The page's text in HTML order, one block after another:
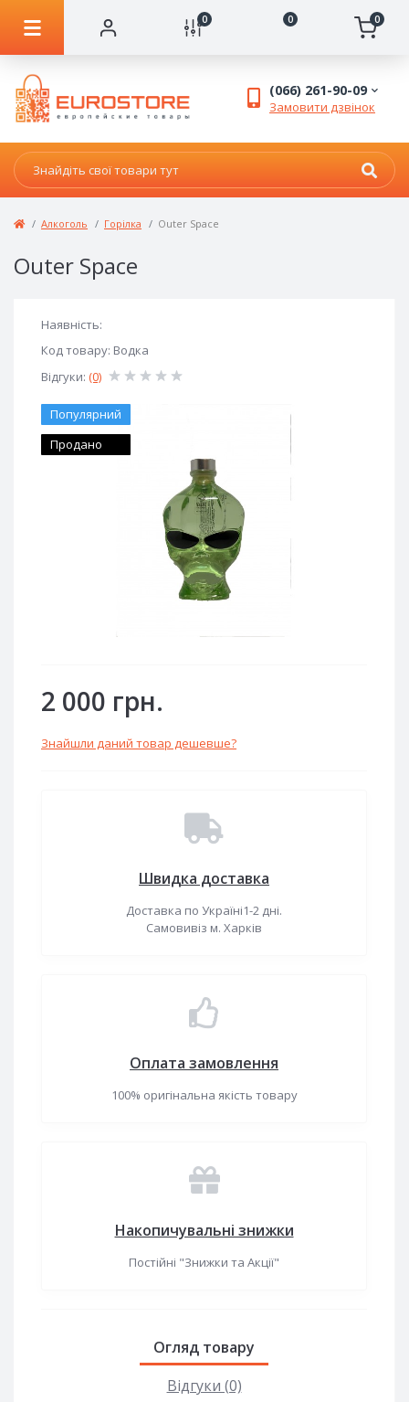
0 0 0
(066) 261-90-09
Замовити дзвінок
Алкоголь Горілка Outer Space
Outer Space
Наявність:
Код товару: Водка
Відгуки: (0)
Популярний
Продано
2 000 грн.
Знайшли даний товар дешевше?
Швидка доставка
Доставка по Україні1-2 дні.
Самовивіз м. Харків
Оплата замовлення
100% оригінальна якість товару
Накопичувальні знижки
Постійні "Знижки та Акції"
Огляд товару
Відгуки (0)